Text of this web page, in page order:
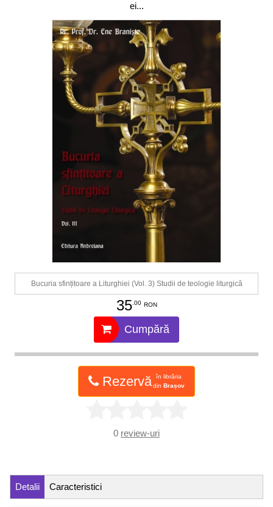
ei...
Bucuria sfințitoare a Liturghiei (Vol. 3) Studii de teologie liturgică
35.00 RON
Cumpără
Rezervă
în librăria
din Brașov
0 review-uri
Detalii Caracteristici